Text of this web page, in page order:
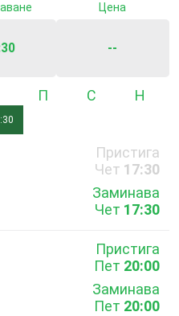
Цена
--
Четвъртък Събота
Пристига
Чет 17:30
Заминава
Чет 17:30
Пристига
Пет 20:00
Заминава
Пет 20:00